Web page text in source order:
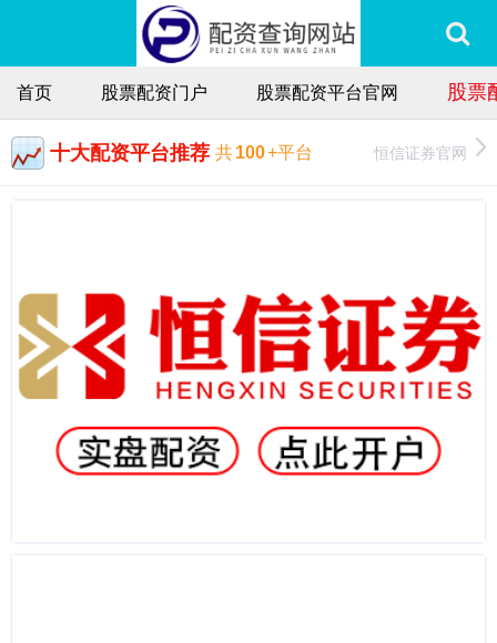
首页 股票配资门户 股票配资平台官网 股票
十大配资平台推荐 共100+平台 恒信证券官网